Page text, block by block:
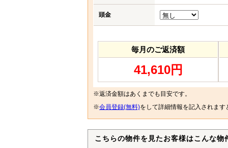
頭金
毎月のご返済額
41,610円
※返済金額はあくまでも目安です。
※会員登録(無料)をして詳細情報を記入されま
こちらの物件を見たお客様はこんな